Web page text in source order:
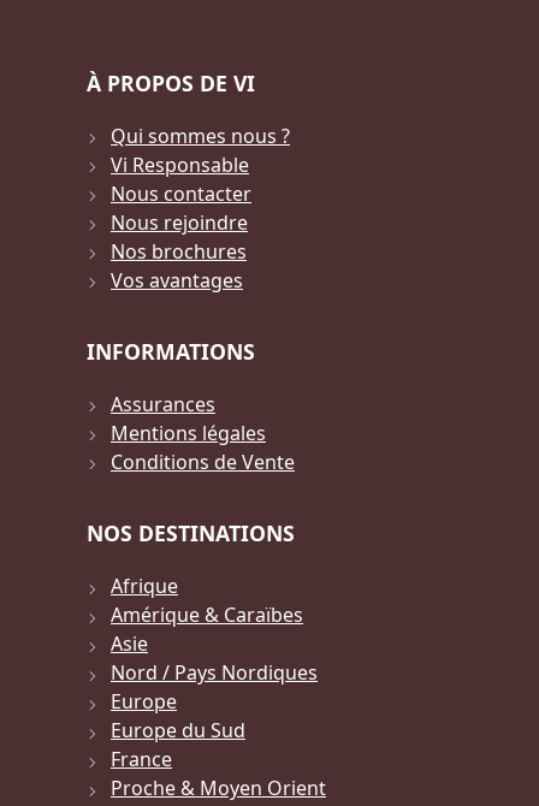
À PROPOS DE VI
Qui sommes nous ?
Vi Responsable
Nous contacter
Nous rejoindre
Nos brochures
Vos avantages
INFORMATIONS
Assurances
Mentions légales
Conditions de Vente
NOS DESTINATIONS
Afrique
Amérique & Caraïbes
Asie
Nord / Pays Nordiques
Europe
Europe du Sud
France
Proche & Moyen Orient